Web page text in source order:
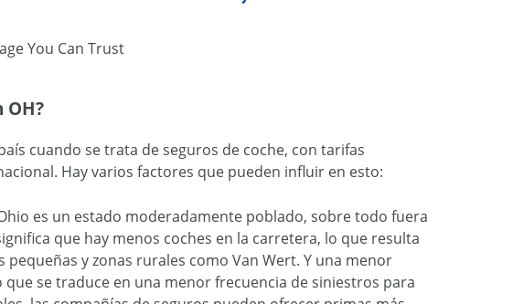
You Can Trust
OH?
cuando se trata de seguros de coche, con tarifas
Hay varios factores que pueden influir en esto:
es un estado moderadamente poblado, sobre todo fuera
que hay menos coches en la carretera, lo que resulta
y zonas rurales como Van Wert. Y una menor
se traduce en una menor frecuencia de siniestros para